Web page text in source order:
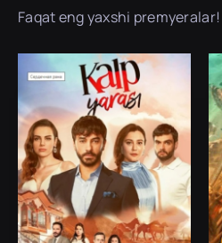
Faqat eng yaxshi premyeralar!